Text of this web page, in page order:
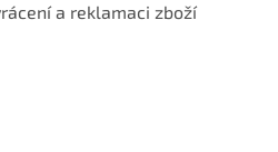
a reklamaci zboží